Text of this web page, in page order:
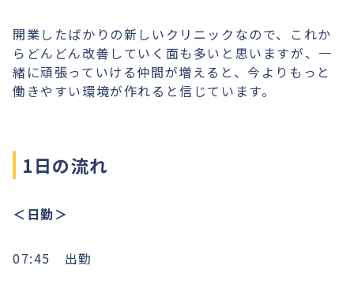
開業したばかりの新しいクリニックなので、これか
らどんどん改善していく面も多いと思いますが、一
緒に頑張っていける仲間が増えると、今よりもっと
働きやすい環境が作れると信じています。
1日の流れ
＜日勤＞
07:45 出勤